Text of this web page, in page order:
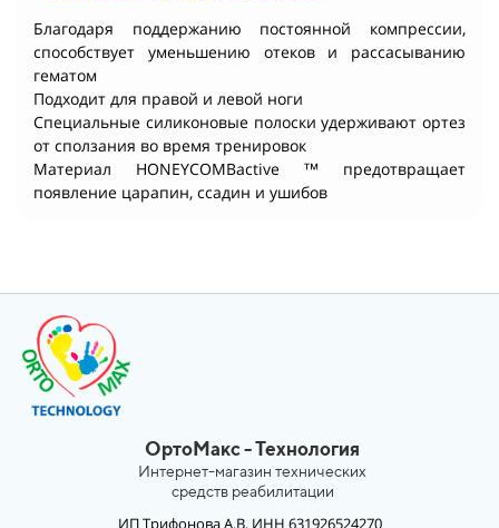
Благодаря поддержанию постоянной компрессии,
способствует уменьшению отеков и рассасыванию
гематом
Подходит для правой и левой ноги
Специальные силиконовые полоски удерживают ортез
от сползания во время тренировок
Материал HONEYCOMBactive ™ предотвращает
появление царапин, ссадин и ушибов
ОртоМакс - Технология
Интернет-магазин технических
средств реабилитации
ИП Трифонова А.В. ИНН 631926524270